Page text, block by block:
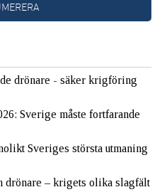
drönare - säker krigföring
Sverige måste fortfarande
Sveriges största utmaning
drönare – krigets olika slagfält